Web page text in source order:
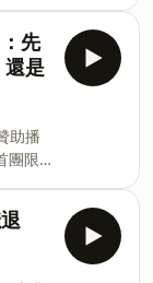
使用
考慮
📦
近，
才需
ivan
先
還是
助播
ivan